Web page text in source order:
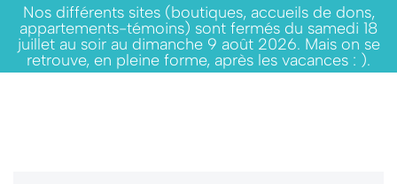
Nos différents sites (boutiques, accueils de dons,
appartements-témoins) sont fermés du samedi 18
juillet au soir au dimanche 9 août 2026. Mais on se
retrouve, en pleine forme, après les vacances : ).